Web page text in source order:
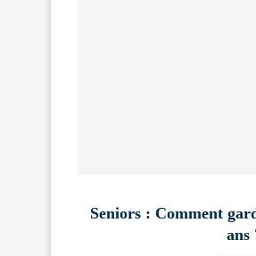
Seniors : Comment
ans